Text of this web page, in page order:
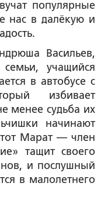
популярные
нас в далёкую и
Васильев,
семьи, учащийся
в автобусе с
избивает
менее судьба их
начинают
Марат — член
тащит своего
и послушный
в малолетнего